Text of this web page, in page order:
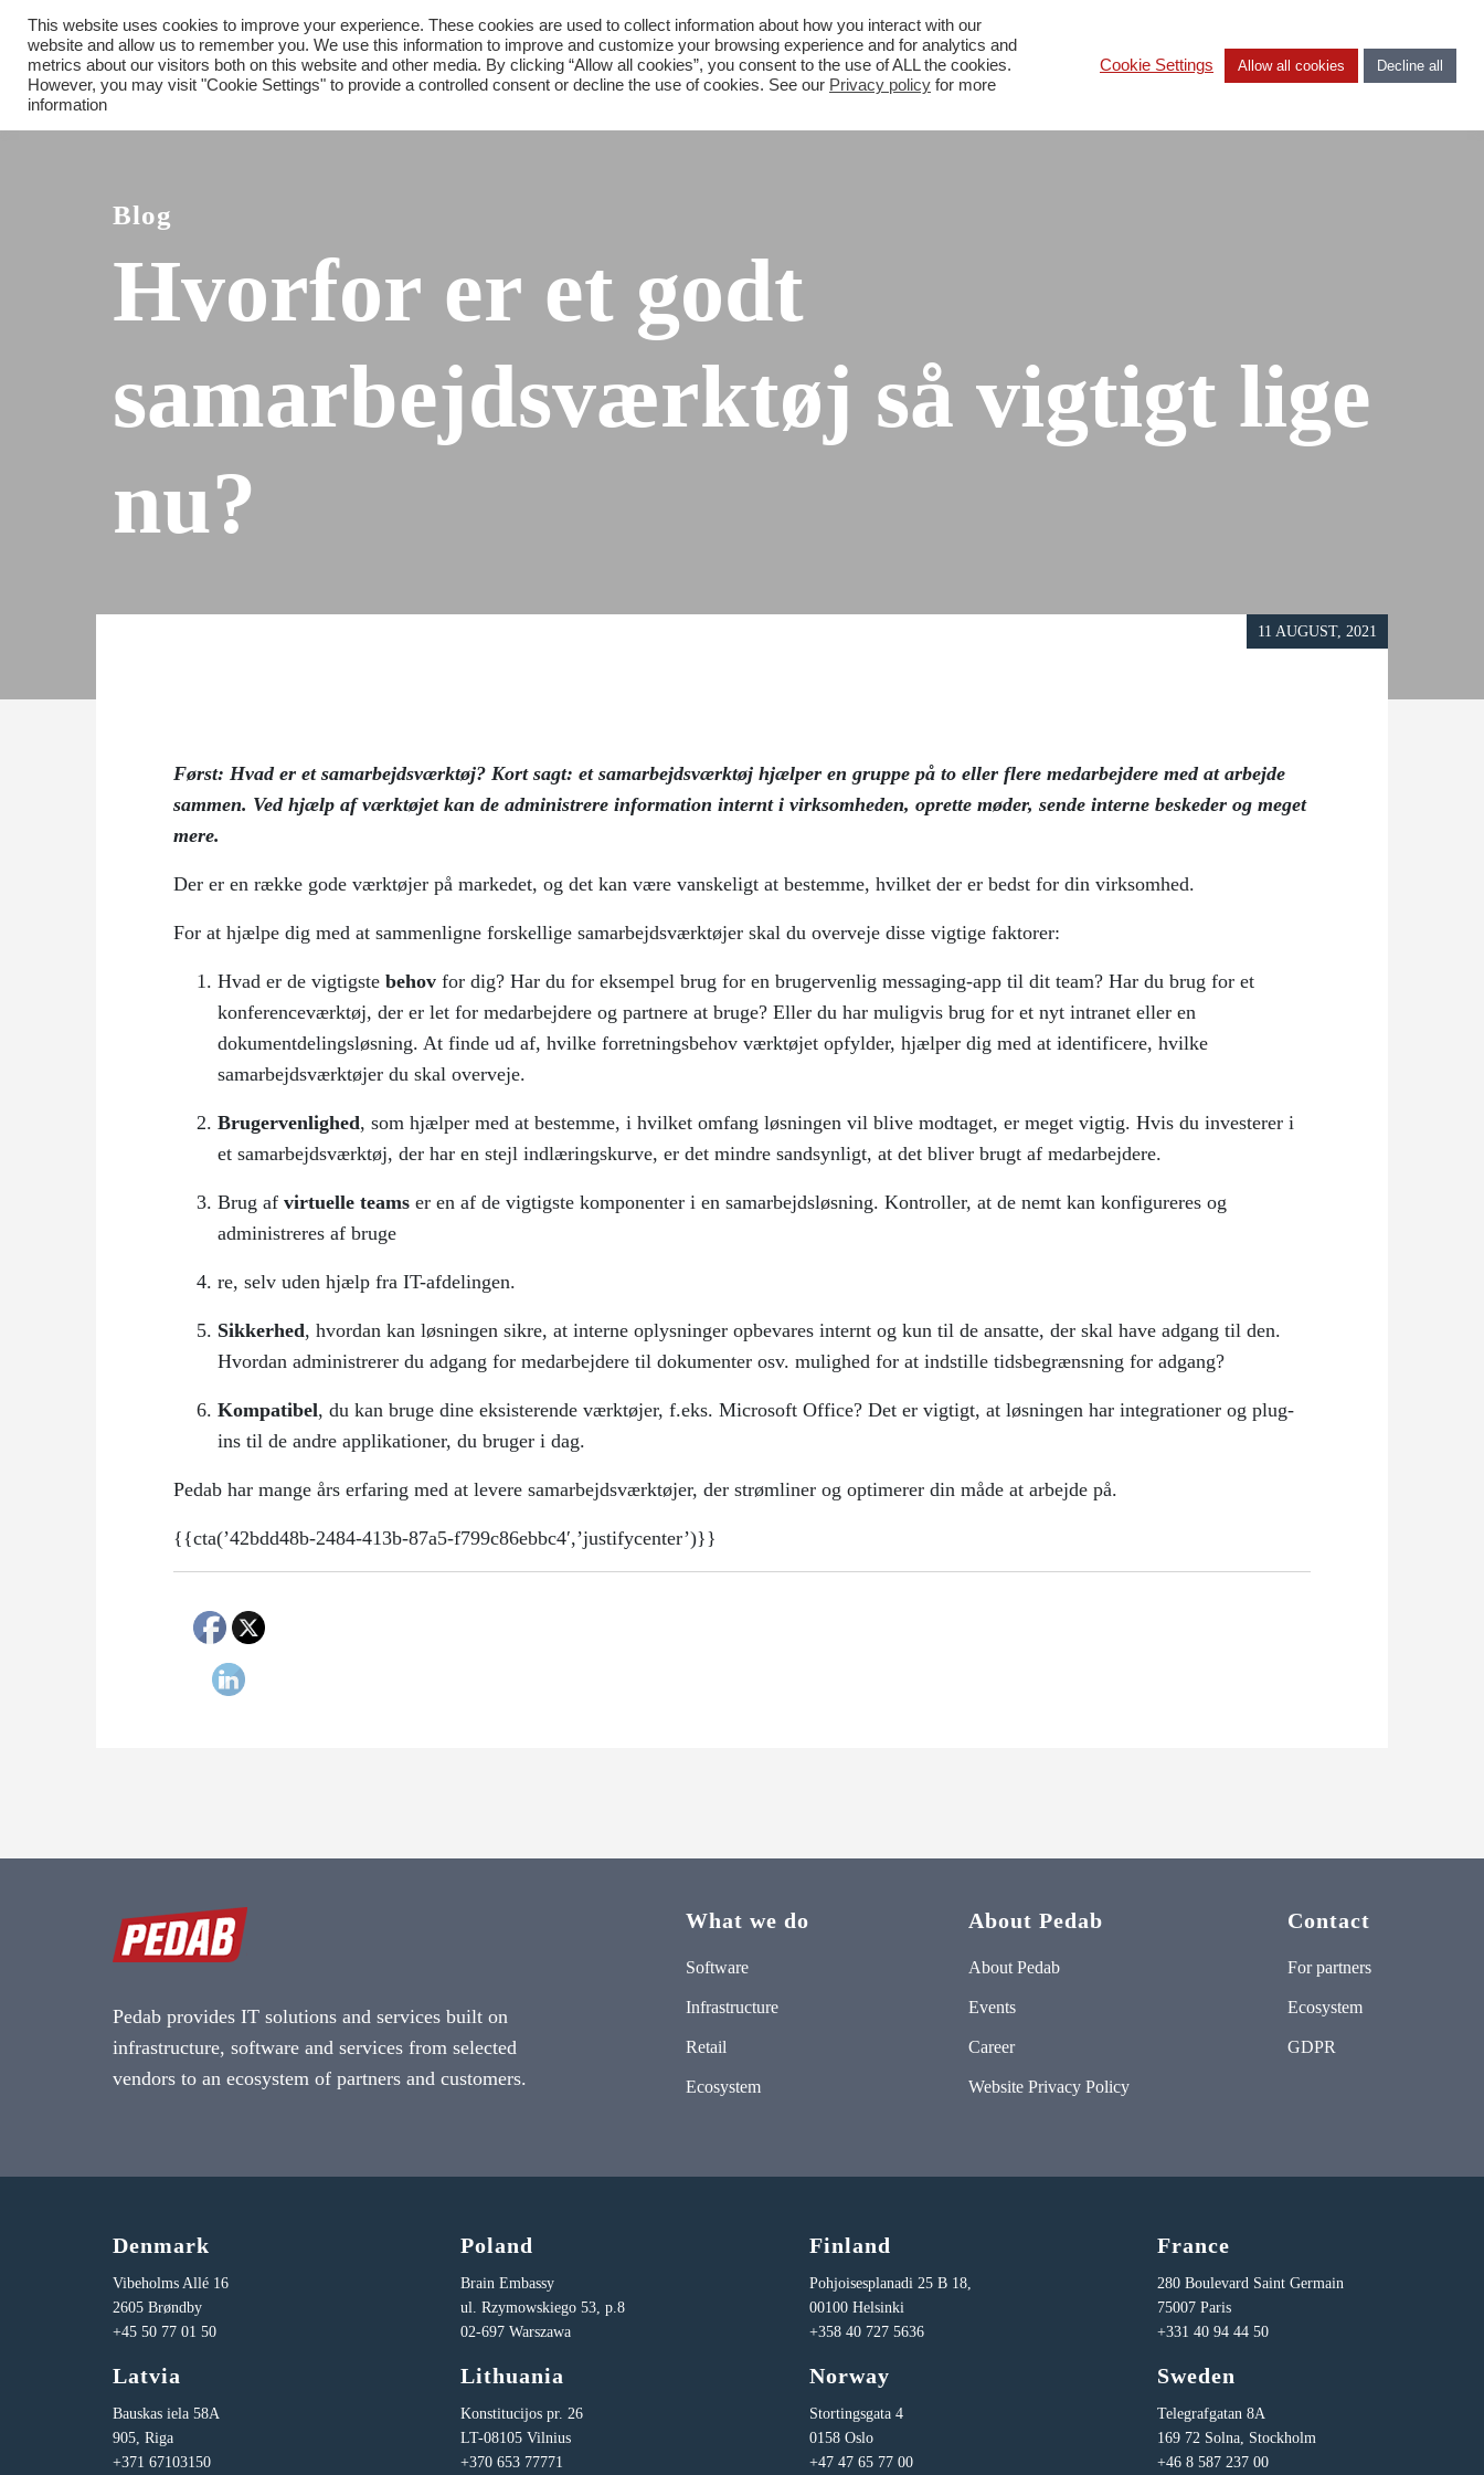
What we do About Pedab Contact DA
Blog
Hvorfor er et godt
samarbejdsværktøj så vigtigt lige
nu?
11 AUGUST, 2021
Først: Hvad er et samarbejdsværktøj? Kort sagt: et samarbejdsværktøj hjælper en gruppe på to eller flere medarbejdere med at arbejde
sammen. Ved hjælp af værktøjet kan de administrere information internt i virksomheden, oprette møder, sende interne beskeder og meget
mere.
Der er en række gode værktøjer på markedet, og det kan være vanskeligt at bestemme, hvilket der er bedst for din virksomhed.
For at hjælpe dig med at sammenligne forskellige samarbejdsværktøjer skal du overveje disse vigtige faktorer:
Hvad er de vigtigste behov for dig? Har du for eksempel brug for en brugervenlig messaging-app til dit team? Har du brug for et
konferenceværktøj, der er let for medarbejdere og partnere at bruge? Eller du har muligvis brug for et nyt intranet eller en
dokumentdelingsløsning. At finde ud af, hvilke forretningsbehov værktøjet opfylder, hjælper dig med at identificere, hvilke
samarbejdsværktøjer du skal overveje.
Brugervenlighed, som hjælper med at bestemme, i hvilket omfang løsningen vil blive modtaget, er meget vigtig. Hvis du investerer i
et samarbejdsværktøj, der har en stejl indlæringskurve, er det mindre sandsynligt, at det bliver brugt af medarbejdere.
Brug af virtuelle teams er en af ​​de vigtigste komponenter i en samarbejdsløsning. Kontroller, at de nemt kan konfigureres og
administreres af bruge
re, selv uden hjælp fra IT-afdelingen.
Sikkerhed, hvordan kan løsningen sikre, at interne oplysninger opbevares internt og kun til de ansatte, der skal have adgang til den.
Hvordan administrerer du adgang for medarbejdere til dokumenter osv. mulighed for at indstille tidsbegrænsning for adgang?
Kompatibel, du kan bruge dine eksisterende værktøjer, f.eks. Microsoft Office? Det er vigtigt, at løsningen har integrationer og plug-
ins til de andre applikationer, du bruger i dag.
Pedab har mange års erfaring med at levere samarbejdsværktøjer, der strømliner og optimerer din måde at arbejde på.
{{cta(’42bdd48b-2484-413b-87a5-f799c86ebbc4′,’justifycenter’)}}
Pedab provides IT solutions and services built on
infrastructure, software and services from selected
vendors to an ecosystem of partners and customers.
What we do
Software
Infrastructure
Retail
Ecosystem
About Pedab
About Pedab
Events
Career
Website Privacy Policy
Contact
For partners
Ecosystem
GDPR
Denmark
Vibeholms Allé 16
2605 Brøndby
+45 50 77 01 50
Poland
Brain Embassy
ul. Rzymowskiego 53, p.8
02-697 Warszawa
Finland
Pohjoisesplanadi 25 B 18,
00100 Helsinki
+358 40 727 5636
France
280 Boulevard Saint Germain
75007 Paris
+331 40 94 44 50
Latvia
Bauskas iela 58A
905, Riga
+371 67103150
Lithuania
Konstitucijos pr. 26
LT-08105 Vilnius
+370 653 77771
Norway
Stortingsgata 4
0158 Oslo
+47 47 65 77 00
Sweden
Telegrafgatan 8A
169 72 Solna, Stockholm
+46 8 587 237 00
This website uses cookies to improve your experience. These cookies are used to collect information about how you interact with our
website and allow us to remember you. We use this information to improve and customize your browsing experience and for analytics and
metrics about our visitors both on this website and other media. By clicking “Allow all cookies”, you consent to the use of ALL the cookies.
However, you may visit "Cookie Settings" to provide a controlled consent or decline the use of cookies. See our Privacy policy for more
information
Cookie Settings Allow all cookies Decline all